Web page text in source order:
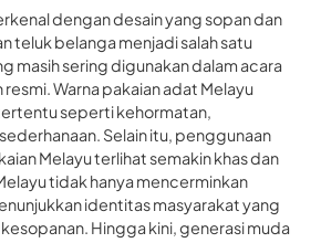
dengan desain yang sopan dan
teluk belanga menjadi salah satu
masih sering digunakan dalam acara
Warna pakaian adat Melayu
seperti kehormatan,
Selain itu, penggunaan
Melayu terlihat semakin khas dan
tidak hanya mencerminkan
identitas masyarakat yang
Hingga kini, generasi muda